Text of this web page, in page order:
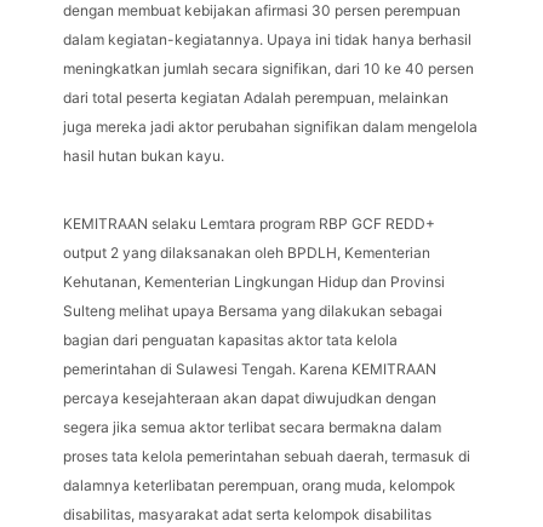
dengan membuat kebijakan afirmasi 30 persen perempuan
dalam kegiatan-kegiatannya. Upaya ini tidak hanya berhasil
meningkatkan jumlah secara signifikan, dari 10 ke 40 persen
dari total peserta kegiatan Adalah perempuan, melainkan
juga mereka jadi aktor perubahan signifikan dalam mengelola
hasil hutan bukan kayu.
KEMITRAAN selaku Lemtara program RBP GCF REDD+
output 2 yang dilaksanakan oleh BPDLH, Kementerian
Kehutanan, Kementerian Lingkungan Hidup dan Provinsi
Sulteng melihat upaya Bersama yang dilakukan sebagai
bagian dari penguatan kapasitas aktor tata kelola
pemerintahan di Sulawesi Tengah. Karena KEMITRAAN
percaya kesejahteraan akan dapat diwujudkan dengan
segera jika semua aktor terlibat secara bermakna dalam
proses tata kelola pemerintahan sebuah daerah, termasuk di
dalamnya keterlibatan perempuan, orang muda, kelompok
disabilitas, masyarakat adat serta kelompok disabilitas